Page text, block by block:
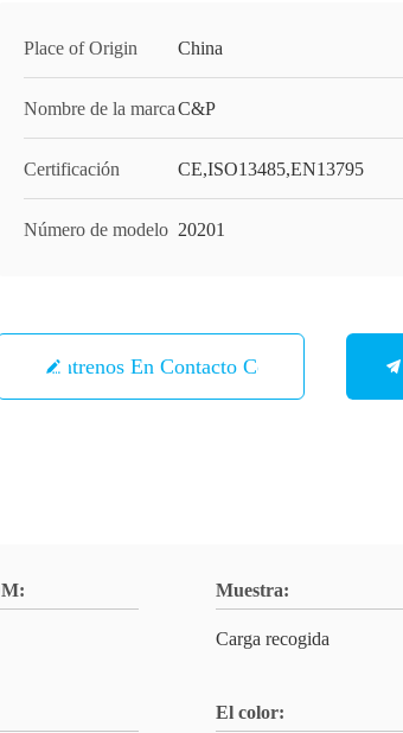
Place of Origin China
Nombre de la marcaC&P
Certificación CE,ISO13485,EN13795
Número de modelo 20201
Éntrenos En Contacto Con
Muestra:
Carga recogida
El color: